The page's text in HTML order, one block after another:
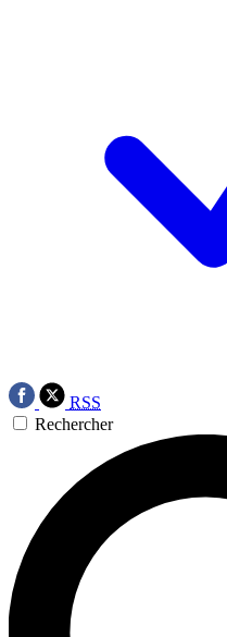
RSS
Rechercher